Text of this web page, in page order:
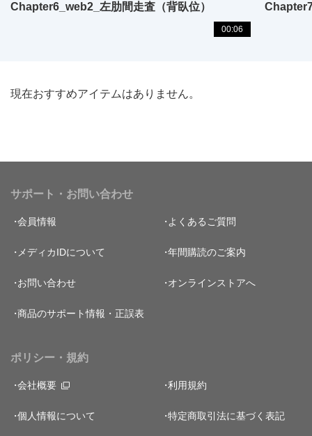
Chapter6_web2_左肋間走査（背臥位）
00:06
現在おすすめアイテムはありません。
サポート・お問い合わせ
会員情報 よくあるご質問
メディカIDについて 年間購読のご案内
お問い合わせ オンラインストアへ
商品のサポート情報・正誤表
ポリシー・規約
会社概要 利用規約
個人情報について 特定商取引法に基づく表記